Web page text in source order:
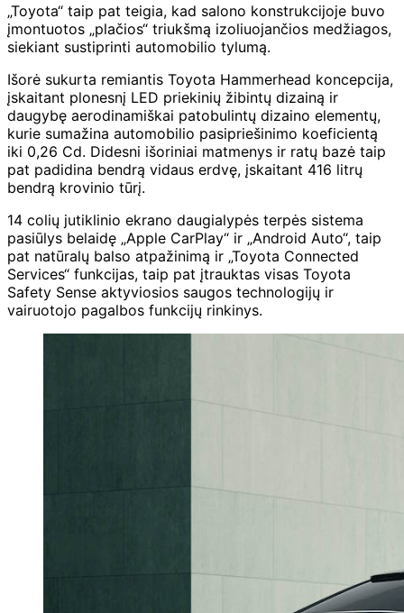
„Toyota“ taip pat teigia, kad salono konstrukcijoje buvo
įmontuotos „plačios“ triukšmą izoliuojančios medžiagos,
siekiant sustiprinti automobilio tylumą.
Išorė sukurta remiantis Toyota Hammerhead koncepcija,
įskaitant plonesnį LED priekinių žibintų dizainą ir
daugybę aerodinamiškai patobulintų dizaino elementų,
kurie sumažina automobilio pasipriešinimo koeficientą
iki 0,26 Cd. Didesni išoriniai matmenys ir ratų bazė taip
pat padidina bendrą vidaus erdvę, įskaitant 416 litrų
bendrą krovinio tūrį.
14 colių jutiklinio ekrano daugialypės terpės sistema
pasiūlys belaidę „Apple CarPlay“ ir „Android Auto“, taip
pat natūralų balso atpažinimą ir „Toyota Connected
Services“ funkcijas, taip pat įtrauktas visas Toyota
Safety Sense aktyviosios saugos technologijų ir
vairuotojo pagalbos funkcijų rinkinys.